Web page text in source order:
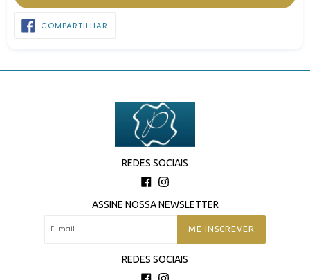
COMPARTILHAR
REDES SOCIAIS
Facebook
Instagram
ASSINE NOSSA NEWSLETTER
ME INSCREVER
REDES SOCIAIS
Facebook
Instagram